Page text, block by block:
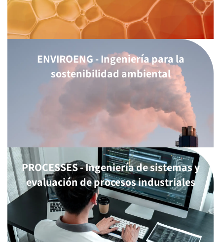
ENVIROENG - Ingeniería para la
sostenibilidad ambiental
PROCESSES - Ingeniería de sistemas y
evaluación de procesos industriales